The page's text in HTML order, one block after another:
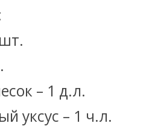
– 1 д.л.
уксус – 1 ч.л.